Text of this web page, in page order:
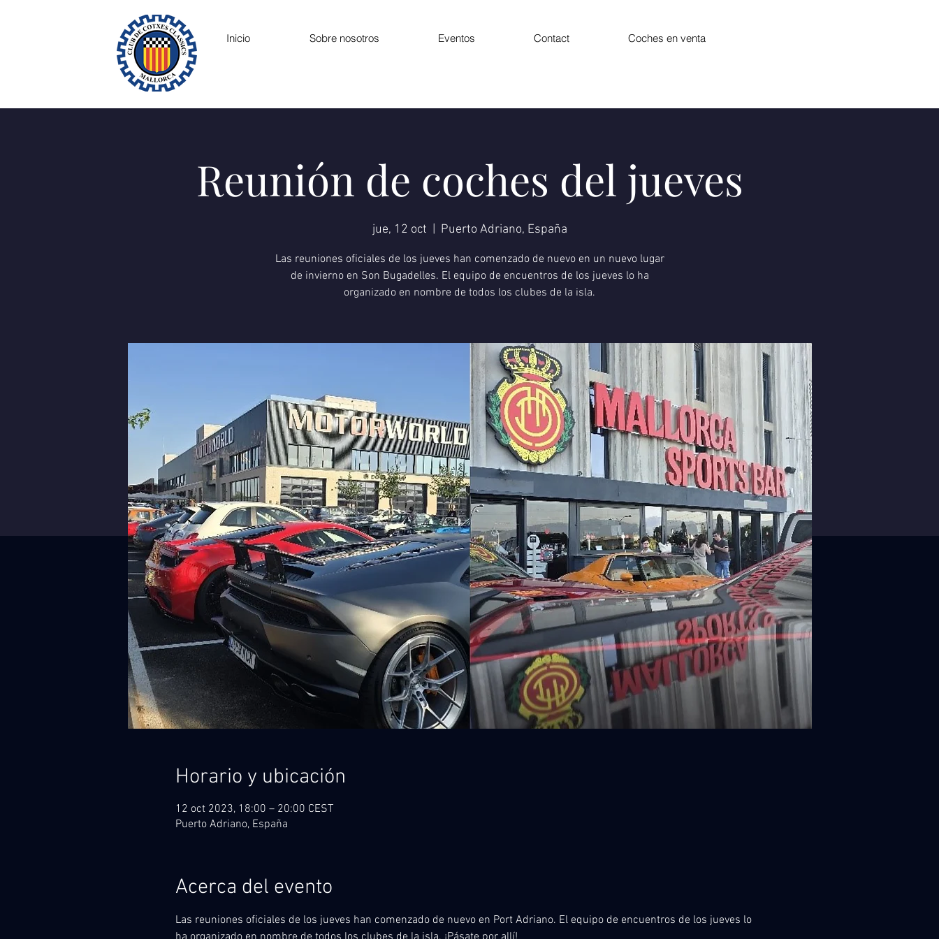
Inicio Sobre nosotros Eventos Contact Coches en venta
Reunión de coches del jueves
jue, 12 oct Puerto Adriano, España
Las reuniones oficiales de los jueves han comenzado de nuevo en un nuevo lugar
de invierno en Son Bugadelles. El equipo de encuentros de los jueves lo ha
organizado en nombre de todos los clubes de la isla.
Horario y ubicación
12 oct 2023, 18:00 – 20:00 CEST
Puerto Adriano, España
Acerca del evento
Las reuniones oficiales de los jueves han comenzado de nuevo en Port Adriano. El equipo de encuentros de los jueves lo